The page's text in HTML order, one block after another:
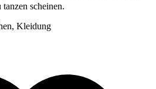
scheinen.
Kleidung